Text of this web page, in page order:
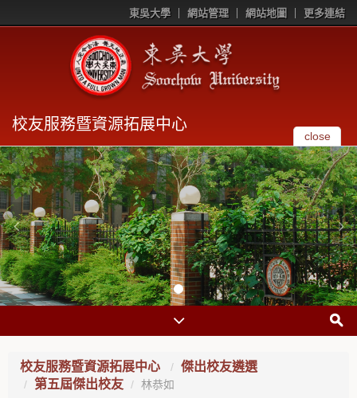
東吳大學 網站管理 網站地圖 更多連結
校友服務暨資源拓展中心
close
校友服務暨資源拓展中心
傑出校友遴選
第五屆傑出校友
林恭如